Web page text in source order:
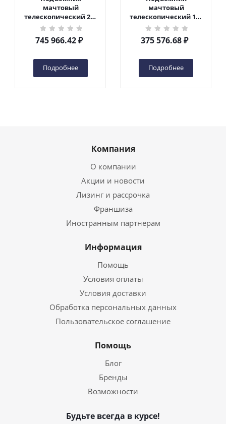
мачтовый
телескопический 200
кг 10 м TOR GTWY10-
200S DC 2-мачтовый
(автономный) (N) в
745 966.42₽
Подробнее
мачтовый
телескопический 125
кг 6 м TOR GTWY6-100
DC 1-мачтовый
(автономный) (G) в
375 576.68₽
Подробнее
Компания
О компании
Акции и новости
Лизинг и рассрочка
Франшиза
Иностранным партнерам
Информация
Помощь
Условия оплаты
Условия доставки
Обработка персональных данных
Пользовательское соглашение
Помощь
Блог
Бренды
Возможности
Будьте всегда в курсе!